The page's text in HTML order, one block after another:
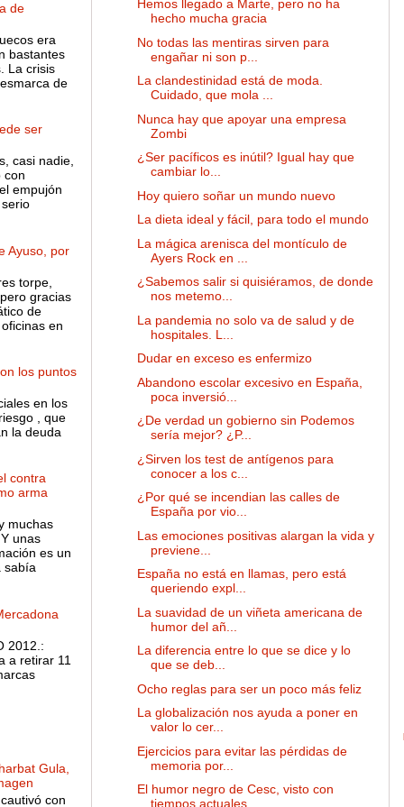
de
era
bastantes
La crisis
de
ser
casi nadie,
con
empujón
Ayuso, por
torpe,
gracias
de
en
los puntos
en los
, que
la deuda
contra
arma
muchas
unas
es un
sabía
2012.:
a retirar 11
Gula,
con
Hemos llegado a Marte, pero no ha
hecho mucha gracia
No todas las mentiras sirven para
engañar ni son p...
La clandestinidad está de moda.
Cuidado, que mola ...
Nunca hay que apoyar una empresa
Zombi
¿Ser pacíficos es inútil? Igual hay que
cambiar lo...
Hoy quiero soñar un mundo nuevo
La dieta ideal y fácil, para todo el mundo
La mágica arenisca del montículo de
Ayers Rock en ...
¿Sabemos salir si quisiéramos, de donde
nos metemo...
La pandemia no solo va de salud y de
hospitales. L...
Dudar en exceso es enfermizo
Abandono escolar excesivo en España,
poca inversió...
¿De verdad un gobierno sin Podemos
sería mejor? ¿P...
¿Sirven los test de antígenos para
conocer a los c...
¿Por qué se incendian las calles de
España por vio...
Las emociones positivas alargan la vida y
previene...
España no está en llamas, pero está
queriendo expl...
La suavidad de un viñeta americana de
humor del añ...
La diferencia entre lo que se dice y lo
que se deb...
Ocho reglas para ser un poco más feliz
La globalización nos ayuda a poner en
valor lo cer...
Ejercicios para evitar las pérdidas de
memoria por...
El humor negro de Cesc, visto con
tiempos actuales